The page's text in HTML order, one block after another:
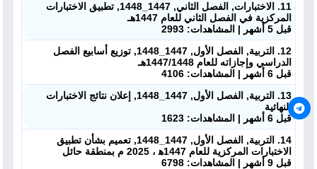
11. الاختبارات, الفصل الثاني, 1447_1448, تطبيق الاختبارات
المركزية في الفصل الثاني للعام 1447هـ
قبل 5 أشهر | المشاهدات: 2993
12. التربية, الفصل الأول, 1447_1448, توزيع أسابيع الفصل
الدراسي وإجازاته للعام 1447/1448هـ
قبل 6 أشهر | المشاهدات: 4106
13. التربية, الفصل الأول, 1447_1448, إعلان نتائج الاختبارات
النهائية
قبل 6 أشهر | المشاهدات: 1623
14. التربية, الفصل الأول, 1447_1448, تعميم بشأن تطبيق
الاختبارات المركزية للعام 1447ه‍ ، 2025 م بمنطقة حائل
قبل 9 أشهر | المشاهدات: 6798